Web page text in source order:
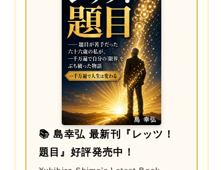
📚 島幸弘 最新刊『レッツ！
題目』好評発売中！